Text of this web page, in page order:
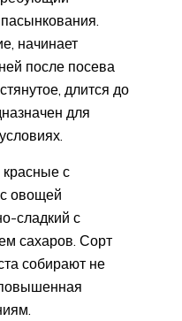
начинает
после посева
длится до
для
с
овощей
сладкий с
сахаров. Сорт
собирают не